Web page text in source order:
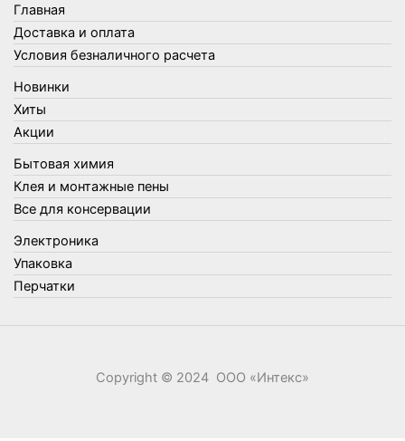
Товары для кухни
Товары для сада и огорода
Товары для туризма и отдыха
Упаковка
Утеплители и прочее
Фонари, лампы и удлинители
Хозяйственные товары
Швабры, стекломои, черенки и насадки
Шнуры, веревки и шпагаты
Электроника
Элементы питания
Главная
Доставка и оплата
Условия безналичного расчета
Новинки
Хиты
Акции
Бытовая химия
Клея и монтажные пены
Все для консервации
Электроника
Упаковка
Перчатки
Copyright © 2024 ООО «‎Интекс»‎